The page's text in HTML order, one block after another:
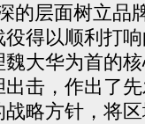
的层面树立品
得以顺利打
大华为首的
击，作出了
略方针，将